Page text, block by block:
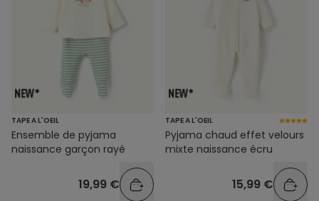
TAPE A L'OEIL
Ensemble de pyjama
naissance garçon rayé
19,99 €
TAPE A L'OEIL
Pyjama chaud effet velours
mixte naissance écru
15,99 €